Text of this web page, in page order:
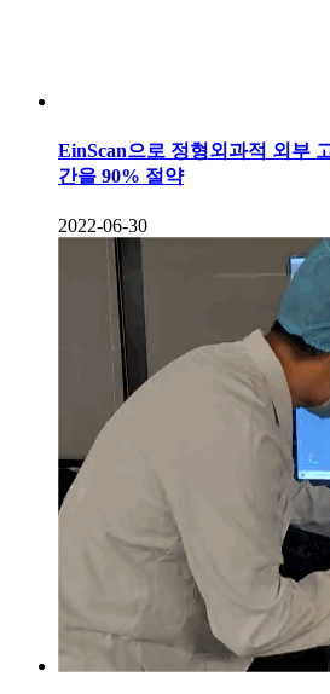
EinScan으로 정형외과적 외부
간을 90% 절약
2022-06-30